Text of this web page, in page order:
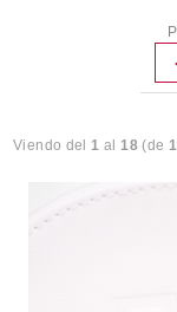
Viendo del1 al18(de